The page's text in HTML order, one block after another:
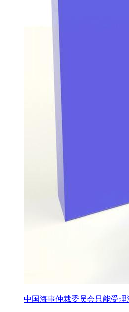
中国海事仲裁委员会只能受理